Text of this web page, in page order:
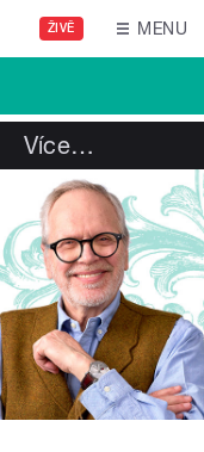
ŽIVĚ MENU
Více…